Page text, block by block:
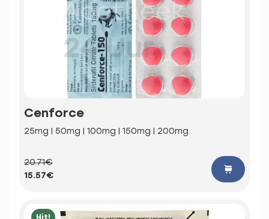
Cenforce
25mg | 50mg | 100mg | 150mg | 200mg
20.71€
15.57€
Hit!